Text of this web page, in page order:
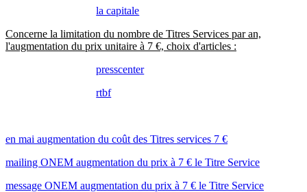
la capitale
Concerne la limitation du nombre de Titres Services par an,
l'augmentation du prix unitaire à 7 €, choix d'articles :
presscenter
rtbf
en mai augmentation du coût des Titres services 7 €
mailing ONEM augmentation du prix à 7 € le Titre Service
message ONEM augmentation du prix à 7 € le Titre Service